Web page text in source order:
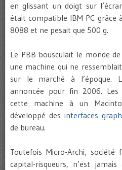
en glissant un doigt sur
était compatible IBM PC grâce
8088 et ne pesait que 500 g.
Le PBB bousculait le monde
une machine qui ne
sur le marché à l’époque.
annoncée pour fin 2006. Les
cette machine à un
développé des interfaces
de bureau.
Toutefois Micro-Archi, société
capital-risqueurs, n’est